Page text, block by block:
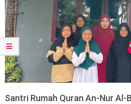
Santri Rumah Quran An-Nur Al-